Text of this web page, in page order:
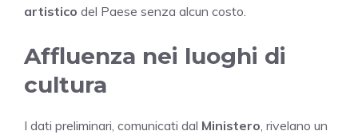
artistico del Paese senza alcun costo.
Affluenza nei luoghi di
cultura
I dati preliminari, comunicati dal Ministero, rivelano un